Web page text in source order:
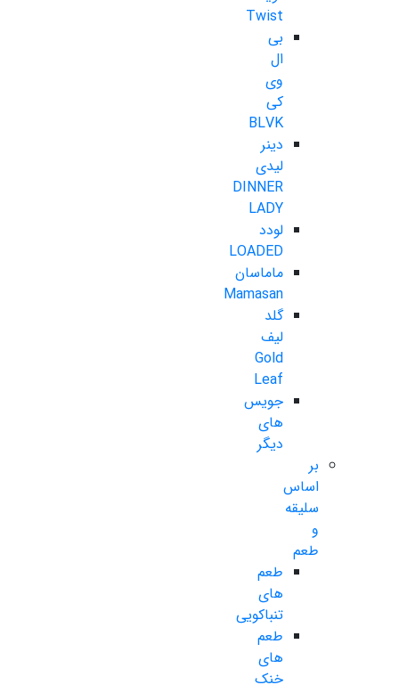
Twist
بی
ال
وی
کی
BLVK
دینر
لیدی
DINNER
LADY
لودد
LOADED
ماماسان
Mamasan
گلد
لیف
Gold
Leaf
جویس
های
دیگر
بر
اساس
سلیقه
و
طعم
طعم
های
تنباکویی
طعم
های
خنک